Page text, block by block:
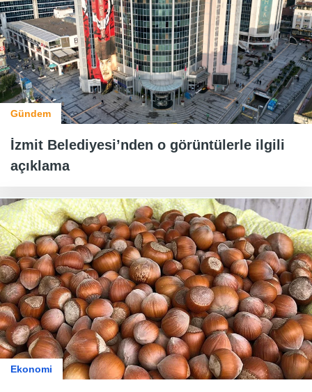
Gündem
İzmit Belediyesi’nden o görüntülerle ilgili
açıklama
Ekonomi